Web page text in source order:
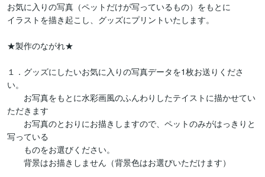
お気に入りの写真（ペットだけが写っているもの）をもとに
イラストを描き起こし、グッズにプリントいたします。
★製作のながれ★
１．グッズにしたいお気に入りの写真データを1枚お送りくださ
い。
お写真をもとに水彩画風のふんわりしたテイストに描かせてい
ただきます
お写真のとおりにお描きしますので、ペットのみがはっきりと
写っている
ものをお選びください。
背景はお描きしません（背景色はお選びいただけます）